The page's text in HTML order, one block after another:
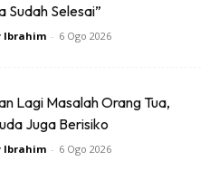
anda dilarang menyimpannya
kenderaan panas suhu
mokelul ubat.
Sudah Selesai”
Ibrahim - 6 Ogo 2026
Lagi Masalah Orang Tua,
Juga Berisiko
Ibrahim - 6 Ogo 2026